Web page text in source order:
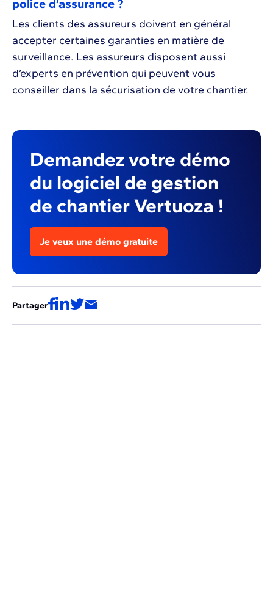
police d’assurance ?
Les clients des assureurs doivent en général
accepter certaines garanties en matière de
surveillance. Les assureurs disposent aussi
d’experts en prévention qui peuvent vous
conseiller dans la sécurisation de votre chantier.
Demandez votre démo
du logiciel de gestion
de chantier Vertuoza !
Je veux une démo gratuite
Partager